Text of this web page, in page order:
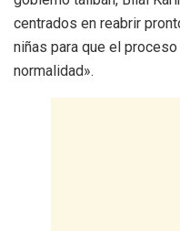
centrados en reabrir
niñas para que el
normalidad».